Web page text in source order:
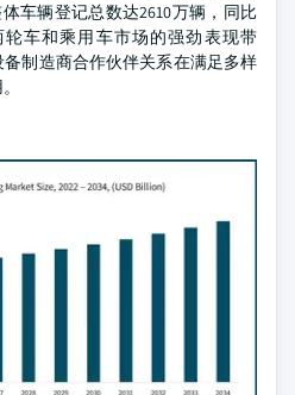
体车辆登记总数达2610万辆，同比
车和乘用车市场的强劲表现带
制造商合作伙伴关系在满足多样